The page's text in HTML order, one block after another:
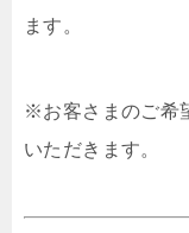
ます。
※お客さまのご希
いただきます。